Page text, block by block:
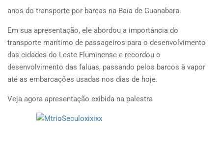
anos do transporte por barcas na Baía de Guanabara.
Em sua apresentação, ele abordou a importância do
transporte marítimo de passageiros para o desenvolvimento
das cidades do Leste Fluminense e recordou o
desenvolvimento das faluas, passando pelos barcos à vapor
até as embarcações usadas nos dias de hoje.
Veja agora apresentação exibida na palestra